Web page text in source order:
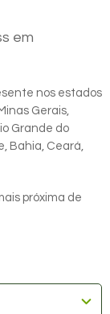
em
nos estados
Gerais,
Grande do
Bahia, Ceará,
próxima de